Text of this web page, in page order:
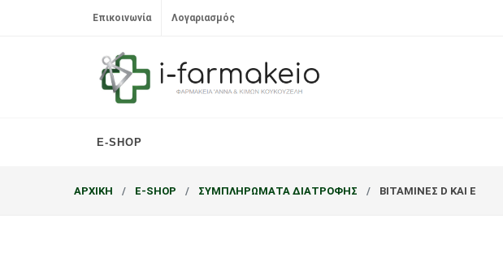
Επικοινωνία Λογαριασμός
E-SHOP
ΑΡΧΙΚΗ E-SHOP ΣΥΜΠΛΗΡΩΜΑΤΑ ΔΙΑΤΡΟΦΗΣ ΒΙΤΑΜΙΝΕΣ D KAI E